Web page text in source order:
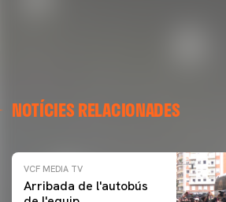
NOTÍCIES RELACIONADES
VCF MEDIA TV
Arribada de l'autobús